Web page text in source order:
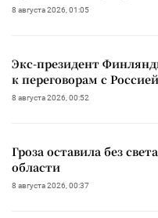
8 августа 2026, 01:05
Экс-президент
к переговорам с Россией
8 августа 2026, 00:52
Гроза оставила без
области
8 августа 2026, 00:37